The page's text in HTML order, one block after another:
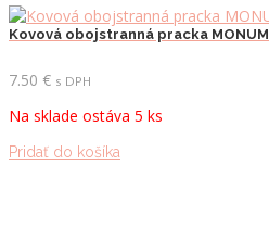
Kovová obojstranná pracka
7.50 € s DPH
Na sklade ostáva 5 ks
Pridať do košíka